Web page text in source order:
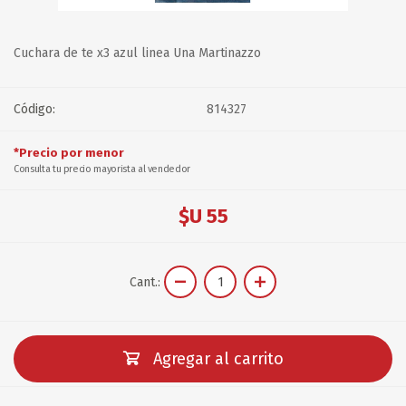
Cuchara de te x3 azul linea Una Martinazzo
Código: 814327
*Precio por menor
Consulta tu precio mayorista al vendedor
$U 55
Cant.:
Agregar al carrito